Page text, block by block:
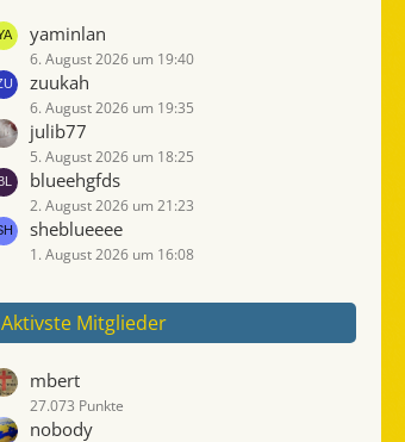
yaminlan
6. August 2026 um 19:40
zuukah
6. August 2026 um 19:35
julib77
5. August 2026 um 18:25
blueehgfds
2. August 2026 um 21:23
sheblueeee
1. August 2026 um 16:08
Aktivste Mitglieder
mbert
27.073 Punkte
nobody